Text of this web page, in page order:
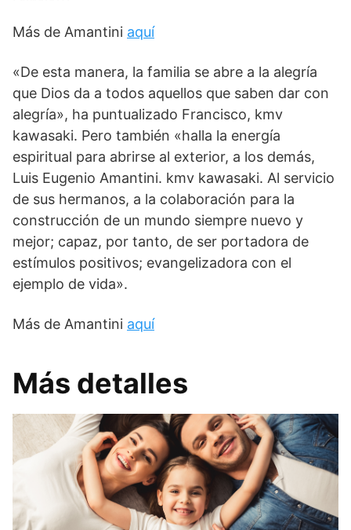
Más de Amantini aquí
«De esta manera, la familia se abre a la alegría
que Dios da a todos aquellos que saben dar con
alegría», ha puntualizado Francisco, kmv
kawasaki. Pero también «halla la energía
espiritual para abrirse al exterior, a los demás,
Luis Eugenio Amantini. kmv kawasaki. Al servicio
de sus hermanos, a la colaboración para la
construcción de un mundo siempre nuevo y
mejor; capaz, por tanto, de ser portadora de
estímulos positivos; evangelizadora con el
ejemplo de vida».
Más de Amantini aquí
Más detalles